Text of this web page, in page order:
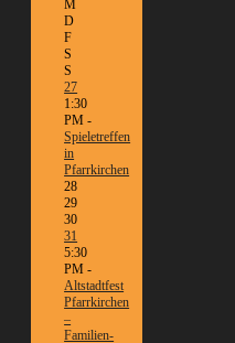
M
D
F
S
S
27
1:30
PM -
Spieletreffen
in
Pfarrkirchen
28
29
30
31
5:30
PM -
Altstadtfest
Pfarrkirchen
–
Familien-